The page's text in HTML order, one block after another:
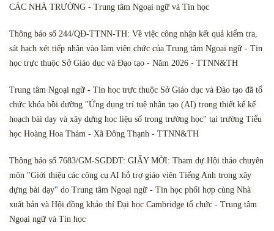
CÁC NHÀ TRƯỜNG - Trung tâm Ngoại ngữ và Tin học
Thông báo số 244/QĐ-TTNN-TH: Về việc công nhận kết quả kiểm tra,
sát hạch xét tiếp nhận vào làm viên chức của Trung tâm Ngoại ngữ - Tin
học trực thuộc Sở Giáo dục và Đạo tạo - Năm 2026 - TTNN&TH
Trung tâm Ngoại ngữ - Tin học trực thuộc Sở Giáo dục và Đào tạo đã tổ
chức khóa bồi dưỡng "Ứng dụng trí tuệ nhân tạo (AI) trong thiết kế kế
hoạch bài dạy và xây dựng học liệu số trong trường học" tại trường Tiểu
học Hoàng Hoa Thám - Xã Đông Thạnh - TTNN&TH
Thông báo số 7683/GM-SGDĐT: GIẤY MỜI: Tham dự Hội thảo chuyên
môn "Giới thiệu các công cụ AI hỗ trợ giáo viên Tiếng Anh trong xây
dựng bài dạy" do Trung tâm Ngoại ngữ - Tin học phối hợp cùng Nhà
xuất bản và Hội đồng khảo thí Đại học Cambridge tổ chức - Trung tâm
Ngoại ngữ và Tin học